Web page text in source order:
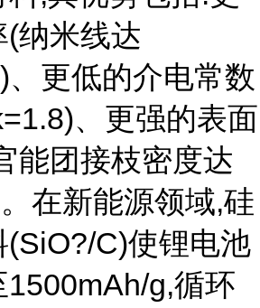
纳米线达
、更低的介电常数
、更强的表面
能团接枝密度达
在新能源领域,硅
C)使锂电池
g,循环